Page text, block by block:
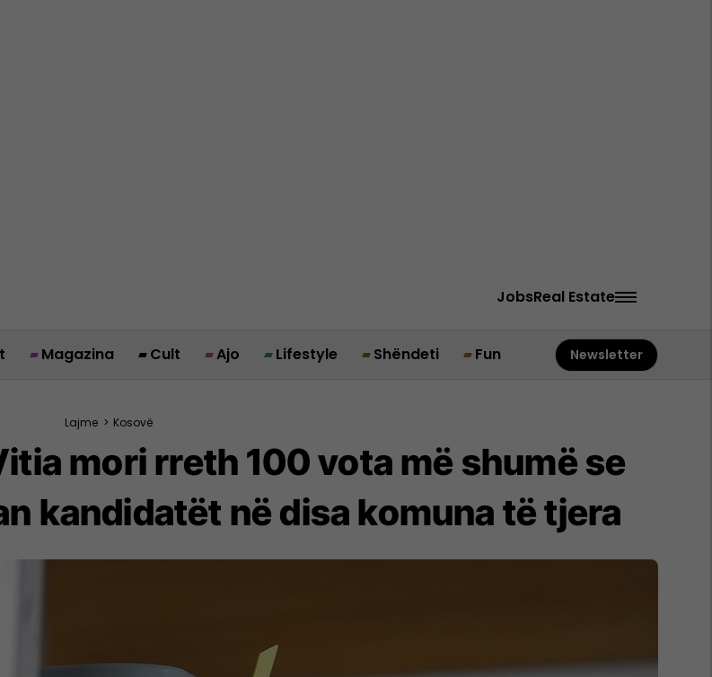
JobsReal Estate
Magazina Cult Ajo Lifestyle Shëndeti Fun Newsletter
Lajme > Kosovë
mori rreth 100 vota më shumë se
kandidatët në disa komuna të tjera